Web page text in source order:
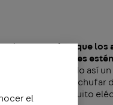
el
esrevisar que los
de que los cables
resultando así
en cuenta que enchufar
el circuito